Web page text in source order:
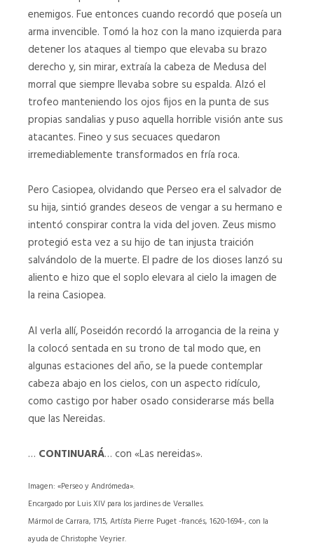
enemigos. Fue entonces cuando recordó que poseía un
arma invencible. Tomó la hoz con la mano izquierda para
detener los ataques al tiempo que elevaba su brazo
derecho y, sin mirar, extraía la cabeza de Medusa del
morral que siempre llevaba sobre su espalda. Alzó el
trofeo manteniendo los ojos fijos en la punta de sus
propias sandalias y puso aquella horrible visión ante sus
atacantes. Fineo y sus secuaces quedaron
irremediablemente transformados en fría roca.
Pero Casiopea, olvidando que Perseo era el salvador de
su hija, sintió grandes deseos de vengar a su hermano e
intentó conspirar contra la vida del joven. Zeus mismo
protegió esta vez a su hijo de tan injusta traición
salvándolo de la muerte. El padre de los dioses lanzó su
aliento e hizo que el soplo elevara al cielo la imagen de
la reina Casiopea.
Al verla allí, Poseidón recordó la arrogancia de la reina y
la colocó sentada en su trono de tal modo que, en
algunas estaciones del año, se la puede contemplar
cabeza abajo en los cielos, con un aspecto ridículo,
como castigo por haber osado considerarse más bella
que las Nereidas.
… CONTINUARÁ… con «Las nereidas».
Imagen: «Perseo y Andrómeda».
Encargado por Luis XIV para los jardines de Versalles.
Mármol de Carrara, 1715, Artísta Pierre Puget -francés, 1620-1694-, con la
ayuda de Christophe Veyrier.